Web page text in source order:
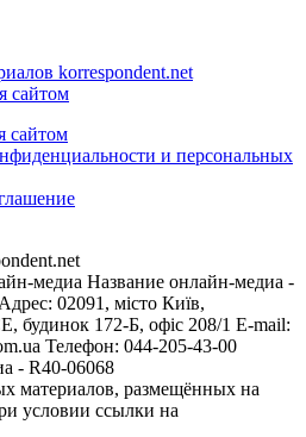
korrespondent.net
сайтом
сайтом
и персональных
медиа Название онлайн-медиа -
02091, місто Київ,
172-Б, офіс 208/1 E-mail:
Телефон: 044-205-43-00
- R40-06068
материалов, размещённых на
условии ссылки на